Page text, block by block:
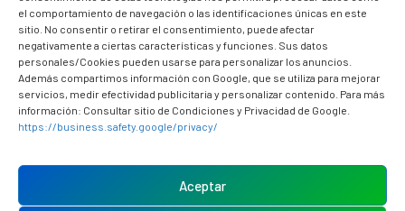
el comportamiento de navegación o las identificaciones únicas en este
sitio. No consentir o retirar el consentimiento, puede afectar
negativamente a ciertas características y funciones. Sus datos
personales/Cookies pueden usarse para personalizar los anuncios.
Además compartimos información con Google, que se utiliza para mejorar
servicios, medir efectividad publicitaria y personalizar contenido. Para más
información: Consultar sitio de Condiciones y Privacidad de Google.
https://business.safety.google/privacy/
Aceptar
Política de cookies (UE)